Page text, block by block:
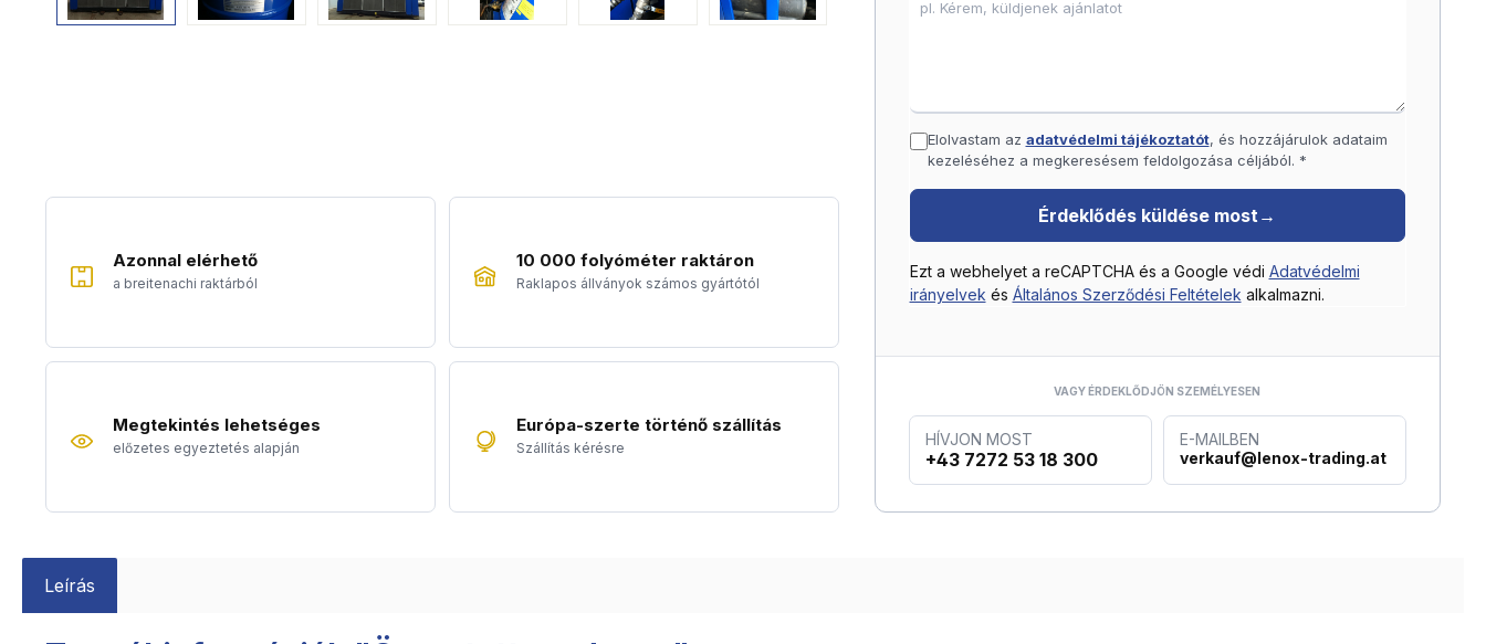
Elolvastam az adatvédelmi tájékoztatót, és hozzájárulok adataim
kezeléséhez a megkeresésem feldolgozása céljából. *
Érdeklődés küldése most→
Ezt a webhelyet a reCAPTCHA és a Google védi Adatvédelmi
irányelvek és Általános Szerződési Feltételek alkalmazni.
VAGY ÉRDEKLŐDJÖN SZEMÉLYESEN
HÍVJON MOST
+43 7272 53 18 300
E-MAILBEN
verkauf@lenox-trading.at
Azonnal elérhető
a breitenachi raktárból
10 000 folyóméter raktáron
Raklapos állványok számos gyártótól
Megtekintés lehetséges
előzetes egyeztetés alapján
Európa-szerte történő szállítás
Szállítás kérésre
Leírás